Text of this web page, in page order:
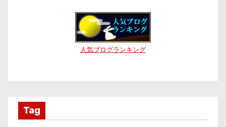
人気ブログランキング
Tag